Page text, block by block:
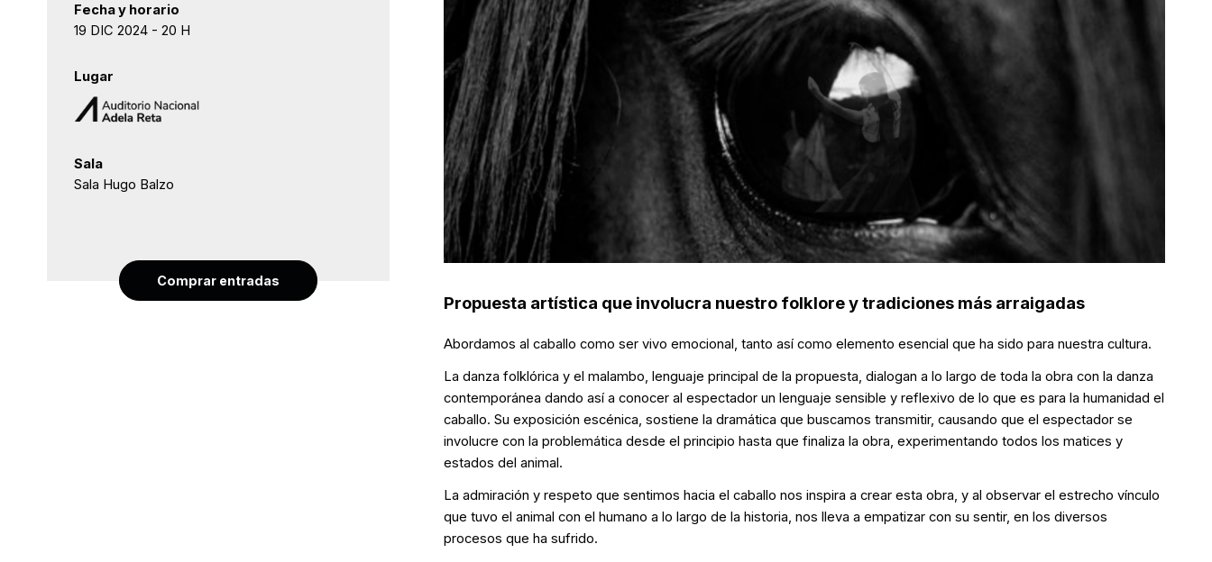
Propuesta artística que involucra nuestro folklore y tradiciones más arraigadas
Abordamos al caballo como ser vivo emocional, tanto así como elemento esencial que ha sido para nuestra cultura.
La danza folklórica y el malambo, lenguaje principal de la propuesta, dialogan a lo largo de toda la obra con la danza
contemporánea dando así a conocer al espectador un lenguaje sensible y reflexivo de lo que es para la humanidad el
caballo. Su exposición escénica, sostiene la dramática que buscamos transmitir, causando que el espectador se
involucre con la problemática desde el principio hasta que finaliza la obra, experimentando todos los matices y
estados del animal.
La admiración y respeto que sentimos hacia el caballo nos inspira a crear esta obra, y al observar el estrecho vínculo
que tuvo el animal con el humano a lo largo de la historia, nos lleva a empatizar con su sentir, en los diversos
procesos que ha sufrido.
Fecha y horario
19 DIC 2024 - 20 H
Lugar
Sala
Sala Hugo Balzo
Comprar entradas